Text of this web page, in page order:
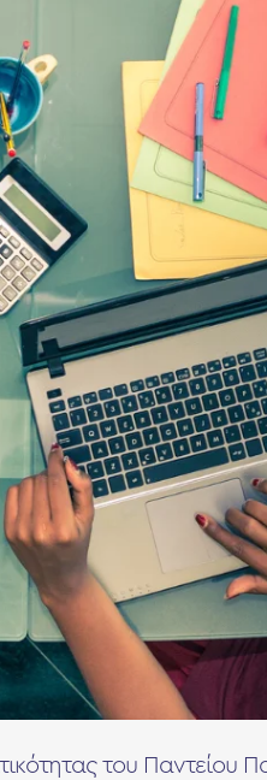
του Παντείου